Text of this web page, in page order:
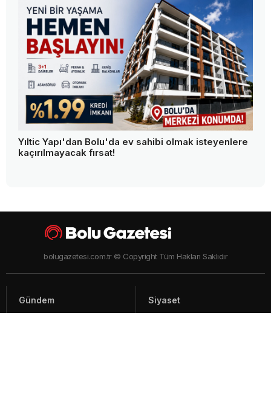
Yıltic Yapı'dan Bolu'da ev sahibi olmak isteyenlere
kaçırılmayacak fırsat!
bolugazetesi.com.tr © Copyright Tüm Hakları Saklıdır
Gündem Siyaset